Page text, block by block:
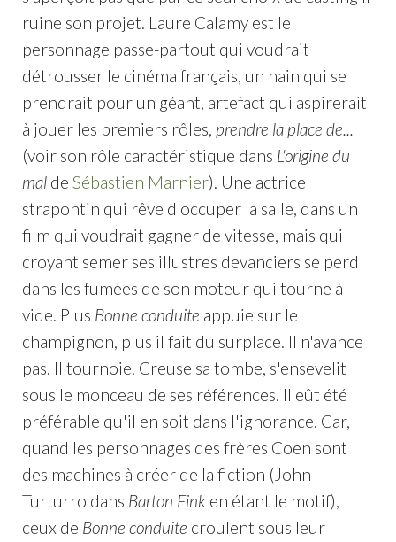
ruine son projet. Laure Calamy est le
personnage passe-partout qui voudrait
détrousser le cinéma français, un nain qui se
prendrait pour un géant, artefact qui aspirerait
à jouer les premiers rôles, prendre la place de...
(voir son rôle caractéristique dans L'origine du
malde Sébastien Marnier). Une actrice
strapontin qui rêve d'occuper la salle, dans un
film qui voudrait gagner de vitesse, mais qui
croyant semer ses illustres devanciers se perd
dans les fumées de son moteur qui tourne à
vide. Plus Bonne conduite appuie sur le
champignon, plus il fait du surplace. Il n'avance
pas. Il tournoie. Creuse sa tombe, s'ensevelit
sous le monceau de ses références. Il eût été
préférable qu'il en soit dans l'ignorance. Car,
quand les personnages des frères Coen sont
des machines à créer de la fiction (John
Turturro dans Barton Finken étant le motif),
ceux de Bonne conduite croulent sous leur